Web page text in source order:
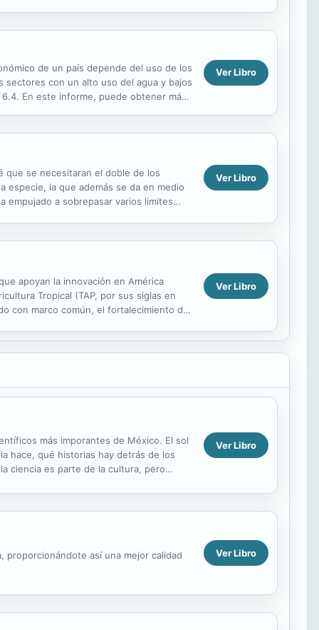
de un país depende del uso de los
con un alto uso del agua y bajos
En este informe, puede obtener más
Ver Libro
que se necesitaran el doble de los
especie, la que además se da en medio
empujado a sobrepasar varios limites
Ver Libro
apoyan la innovación en América
Tropical (TAP, por sus siglas en
con marco común, el fortalecimiento de
Ver Libro
más imporantes de México. El sol
hace, qué historias hay detrás de los
ciencia es parte de la cultura, pero
Ver Libro
proporcionándote así una mejor calidad Ver Libro